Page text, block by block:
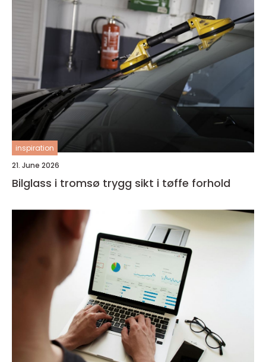
inspiration
21. June 2026
Bilglass i tromsø trygg sikt i tøffe forhold